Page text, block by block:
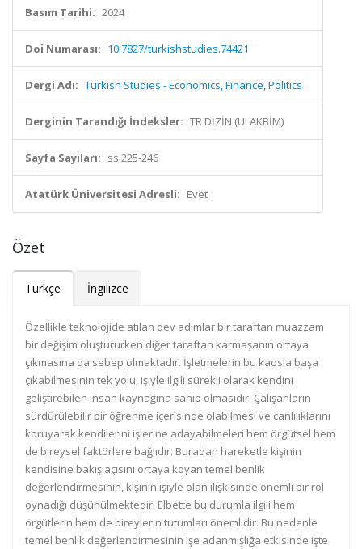
Basım Tarihi: 2024
Doi Numarası: 10.7827/turkishstudies.74421
Dergi Adı: Turkish Studies - Economics, Finance, Politics
Derginin Tarandığı İndeksler: TR DİZİN (ULAKBİM)
Sayfa Sayıları: ss.225-246
Atatürk Üniversitesi Adresli: Evet
Özet
Türkçe İngilizce
Özellikle teknolojide atılan dev adımlar bir taraftan muazzam
bir değişim oluştururken diğer taraftan karmaşanın ortaya
çıkmasına da sebep olmaktadır. İşletmelerin bu kaosla başa
çıkabilmesinin tek yolu, işiyle ilgili sürekli olarak kendini
geliştirebilen insan kaynağına sahip olmasıdır. Çalışanların
sürdürülebilir bir öğrenme içerisinde olabilmesi ve canlılıklarını
koruyarak kendilerini işlerine adayabilmeleri hem örgütsel hem
de bireysel faktörlere bağlıdır. Buradan hareketle kişinin
kendisine bakış açısını ortaya koyan temel benlik
değerlendirmesinin, kişinin işiyle olan ilişkisinde önemli bir rol
oynadığı düşünülmektedir. Elbette bu durumla ilgili hem
örgütlerin hem de bireylerin tutumları önemlidir. Bu nedenle
temel benlik değerlendirmesinin işe adanmışlığa etkisinde işte